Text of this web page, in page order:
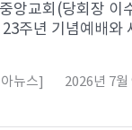
앙교회(당회장 이
23주년 기념예배와
뉴스] 2026년 7월